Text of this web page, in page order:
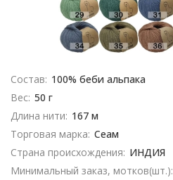
Состав: 100% беби альпака
Вес: 50 г
Длина нити: 167 м
Торговая марка: Сеам
Страна происхождения: ИНДИЯ
Минимальный заказ, мотков(шт.):